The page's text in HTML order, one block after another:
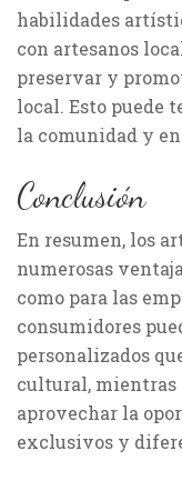
habilidades
con artesanos
preservar y
local. Esto puede
la comunidad y
Conclusión
En resumen, los
numerosas
como para las
consumidores
personalizados
cultural, mientras
aprovechar la
exclusivos y